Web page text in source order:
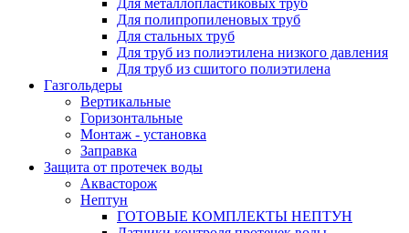
Для металлопластиковых труб
Для полипропиленовых труб
Для стальных труб
Для труб из полиэтилена низкого давления
Для труб из сшитого полиэтилена
Газгольдеры
Вертикальные
Горизонтальные
Монтаж - установка
Заправка
Защита от протечек воды
Аквасторож
Нептун
ГОТОВЫЕ КОМПЛЕКТЫ НЕПТУН